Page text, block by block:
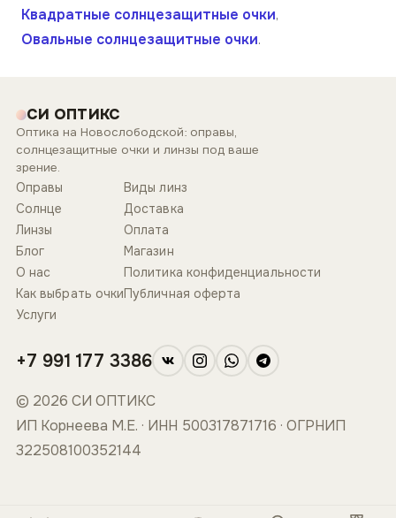
Квадратные солнцезащитные очки,
Овальные солнцезащитные очки.
СИ ОПТИКС
Оптика на Новослободской: оправы,
солнцезащитные очки и линзы под ваше
зрение.
Оправы
Солнце
Линзы
Блог
О нас
Как выбрать очки
Услуги
Виды линз
Доставка
Оплата
Магазин
Политика конфиденциальности
Публичная оферта
+7 991 177 3386
© 2026 СИ ОПТИКС
ИП Корнеева М.Е. · ИНН 500317871716 · ОГРНИП
322508100352144